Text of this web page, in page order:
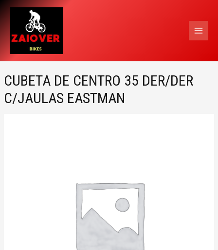
contenido
CUBETA DE CENTRO 35 DER/DER
C/JAULAS EASTMAN